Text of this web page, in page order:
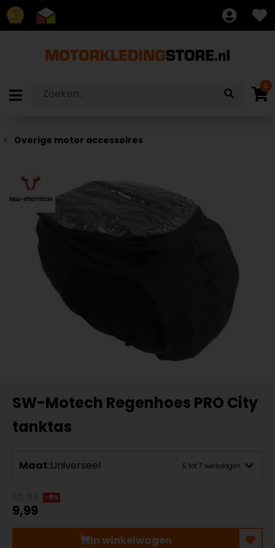
8.7
0
Overige motor accessoires
SW-Motech Regenhoes PRO City
tanktas
Maat:Universeel 5 tot 7 werkdagen
-9%
9,99
In winkelwagen